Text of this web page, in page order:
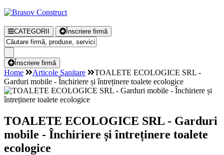
CATEGORII Înscriere firmă
Înscriere firmă
Home Articole Sanitare
TOALETE ECOLOGICE SRL -
Garduri mobile - Închiriere și întreținere toalete ecologice
TOALETE ECOLOGICE SRL - Garduri
mobile - Închiriere și întreținere toalete
ecologice